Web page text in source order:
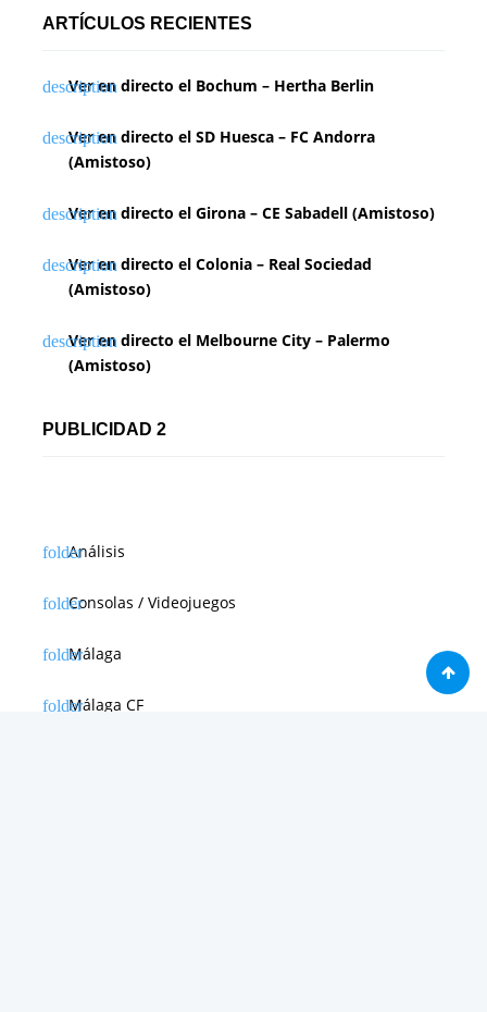
ARTÍCULOS RECIENTES
Ver en directo el Bochum – Hertha Berlin
Ver en directo el SD Huesca – FC Andorra
(Amistoso)
Ver en directo el Girona – CE Sabadell (Amistoso)
Ver en directo el Colonia – Real Sociedad
(Amistoso)
Ver en directo el Melbourne City – Palermo
(Amistoso)
PUBLICIDAD 2
Análisis
Consolas / Videojuegos
Málaga
Málaga CF